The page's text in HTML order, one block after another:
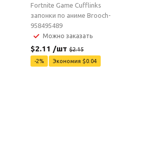
Fortnite Game Cufflinks
запонки по аниме Brooch-
958495489
Можно заказать
$2.11 /шт $2.15
-2% Экономия $0.04